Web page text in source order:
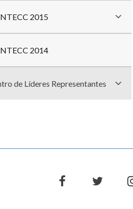
2015
2014
de Líderes Representantes
facebooktwitter